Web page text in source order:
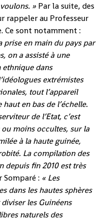
» Par la suite, des
rappeler au Professeur
Ce sont notamment :
prise en main du pays par
on a assisté à une
dans
extrémistes
tout l’appareil
en bas de l’échelle.
de l’Etat, c’est
moins occultes, sur la
à la haute guinée,
La compilation des
depuis fin 2010 est très
Somparé : « Les
dans les hautes sphères
les Guinéens
naturels des